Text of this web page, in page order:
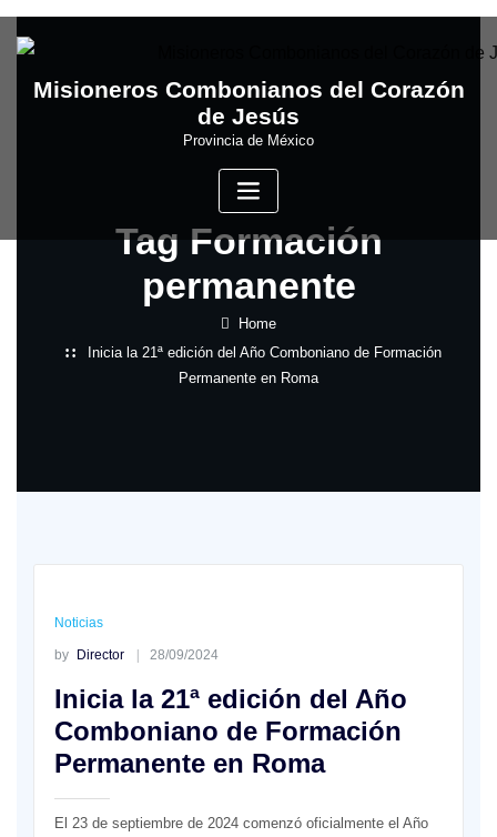
to
Misioneros Combonianos del Corazón
de Jesús
Provincia de México
Tag Formación
permanente
Home
Inicia la 21ª edición del Año Comboniano de Formación
Permanente en Roma
Noticias
by Director 28/09/2024
Inicia la 21ª edición del Año
Comboniano de Formación
Permanente en Roma
El 23 de septiembre de 2024 comenzó oficialmente el Año